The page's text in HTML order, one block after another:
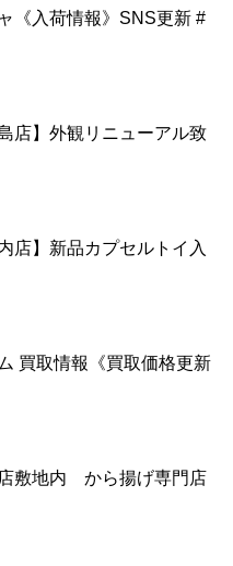
《入荷情報》SNS更新 #
店】外観リニューアル致
店】新品カプセルトイ入
買取情報《買取価格更新
敷地内 から揚げ専門店